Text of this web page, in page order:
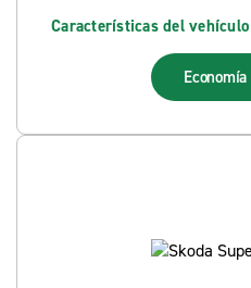
Características del vehículo
Economía